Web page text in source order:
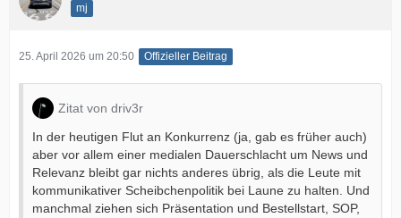
mj
25. April 2026 um 20:50 Offizieller Beitrag
Zitat von driv3r
In der heutigen Flut an Konkurrenz (ja, gab es früher auch)
aber vor allem einer medialen Dauerschlacht um News und
Relevanz bleibt gar nichts anderes übrig, als die Leute mit
kommunikativer Scheibchenpolitik bei Laune zu halten. Und
manchmal ziehen sich Präsentation und Bestellstart, SOP,